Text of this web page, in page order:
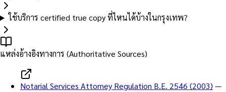
ใช้บริการ certified true copy ที่ไหนได้บ้างในกรุงเทพ?
แหล่งอ้างอิงทางการ (Authoritative Sources)
Notarial Services Attorney Regulation B.E. 2546 (2003) —